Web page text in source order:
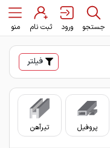
جستجو ورود ثبت نام منو
فیلتر
پروفیل تیرآهن